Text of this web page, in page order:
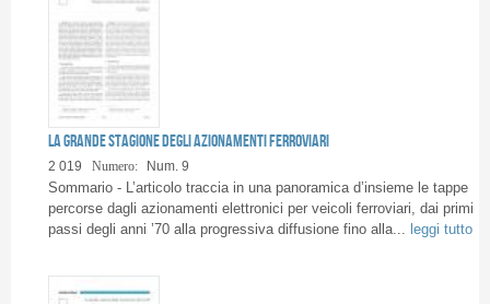
La grande stagione degli azionamenti ferroviari
2 019 Numero: Num. 9
Sommario - L’articolo traccia in una panoramica d’insieme le tappe
percorse dagli azionamenti elettronici per veicoli ferroviari, dai primi
passi degli anni ’70 alla progressiva diffusione fino alla... leggi tutto